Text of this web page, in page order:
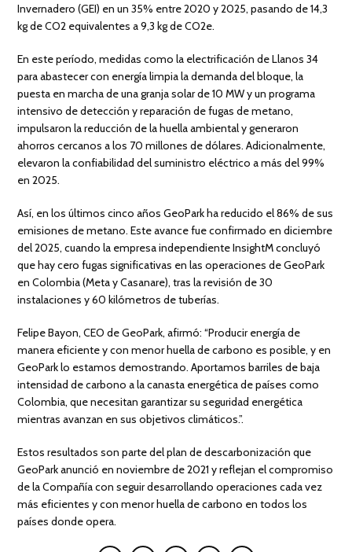
Invernadero (GEI) en un 35% entre 2020 y 2025, pasando de 14,3
kg de CO2 equivalentes a 9,3 kg de CO2e.
En este período, medidas como la electrificación de Llanos 34
para abastecer con energía limpia la demanda del bloque, la
puesta en marcha de una granja solar de 10 MW y un programa
intensivo de detección y reparación de fugas de metano,
impulsaron la reducción de la huella ambiental y generaron
ahorros cercanos a los 70 millones de dólares. Adicionalmente,
elevaron la confiabilidad del suministro eléctrico a más del 99%
en 2025.
Así, en los últimos cinco años GeoPark ha reducido el 86% de sus
emisiones de metano. Este avance fue confirmado en diciembre
del 2025, cuando la empresa independiente InsightM concluyó
que hay cero fugas significativas en las operaciones de GeoPark
en Colombia (Meta y Casanare), tras la revisión de 30
instalaciones y 60 kilómetros de tuberías.
Felipe Bayon, CEO de GeoPark, afirmó: “Producir energía de
manera eficiente y con menor huella de carbono es posible, y en
GeoPark lo estamos demostrando. Aportamos barriles de baja
intensidad de carbono a la canasta energética de países como
Colombia, que necesitan garantizar su seguridad energética
mientras avanzan en sus objetivos climáticos.”.
Estos resultados son parte del plan de descarbonización que
GeoPark anunció en noviembre de 2021 y reflejan el compromiso
de la Compañía con seguir desarrollando operaciones cada vez
más eficientes y con menor huella de carbono en todos los
países donde opera.